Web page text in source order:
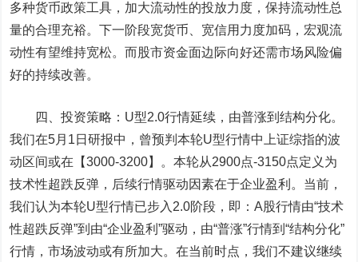
多种货币政策工具，加大流动性的投放力度，保持流动性总
量的合理充裕。下一阶段宽货币、宽信用力度加码，宏观流
动性有望维持宽松。而股市资金面边际向好还需市场风险偏
好的持续改善。
四、投资策略：U型2.0行情延续，由普涨到结构分化。
我们在5月1日研报中，曾预判本轮U型行情中上证综指的波
动区间或在【3000-3200】。本轮从2900点-3150点定义为
技术性超跌反弹，后续行情驱动因素在于企业盈利。当前，
我们认为本轮U型行情已步入2.0阶段，即：A股行情由“技术
性超跌反弹”到由“企业盈利”驱动，由“普涨”行情到“结构分化”
行情，市场波动或有所加大。在当前时点，我们不建议继续